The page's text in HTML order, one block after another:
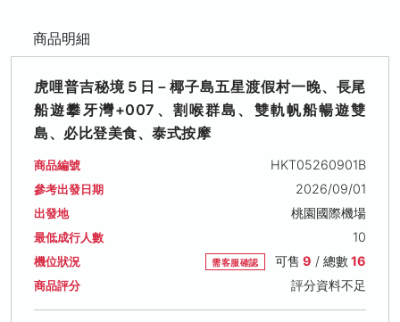
商品明細
虎哩普吉秘境５日－椰子島五星渡假村一晚、長尾
船遊攀牙灣+007、割喉群島、雙軌帆船暢遊雙
島、必比登美食、泰式按摩
商品編號 HKT05260901B
參考出發日期 2026/09/01
出發地 桃園國際機場
最低成行人數 10
機位狀況 需客服確認 可售 9 / 總數16
商品評分 評分資料不足